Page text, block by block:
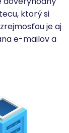
ktorý si
je aj
e-mailov a